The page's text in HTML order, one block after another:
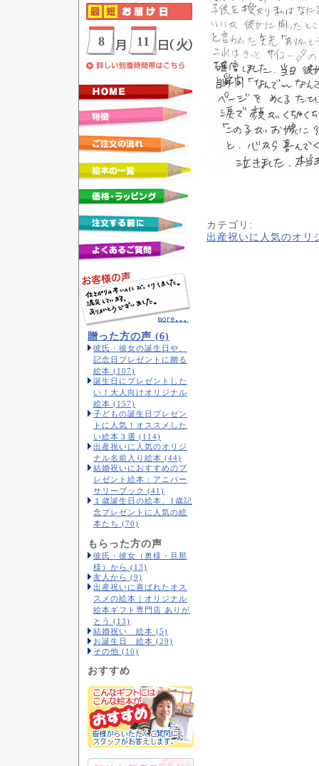
贈った方の声 (6)
彼氏・彼女の誕生日や、
記念日プレゼントに贈る
絵本 (107)
誕生日にプレゼントした
い！大人向けオリジナル
絵本 (157)
子どもの誕生日プレゼン
トに人気！オススメした
い絵本３選 (114)
出産祝いに人気のオリジ
ナル名前入り絵本 (44)
結婚祝いにおすすめのプ
レゼント絵本：アニバー
サリーブック (41)
１歳誕生日の絵本、1歳記
念プレゼントに人気の絵
本たち (70)
もらった方の声
彼氏・彼女（奥様・旦那
様）から (13)
友人から (9)
出産祝いに喜ばれたオス
スメの絵本｜オリジナル
絵本ギフト専門店 ありが
とう (13)
結婚祝い 絵本 (5)
お誕生日 絵本 (29)
その他 (10)
おすすめ
カテゴリ :
出産祝いに人気のオリ